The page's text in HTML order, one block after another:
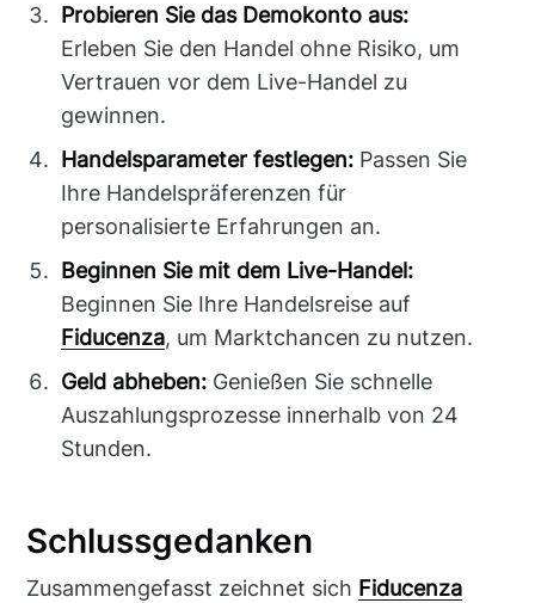
Probieren Sie das Demokonto aus:
Erleben Sie den Handel ohne Risiko, um
Vertrauen vor dem Live-Handel zu
gewinnen.
Handelsparameter festlegen: Passen Sie
Ihre Handelspräferenzen für
personalisierte Erfahrungen an.
Beginnen Sie mit dem Live-Handel:
Beginnen Sie Ihre Handelsreise auf
Fiducenza, um Marktchancen zu nutzen.
Geld abheben: Genießen Sie schnelle
Auszahlungsprozesse innerhalb von 24
Stunden.
Schlussgedanken
Zusammengefasst zeichnet sich Fiducenza